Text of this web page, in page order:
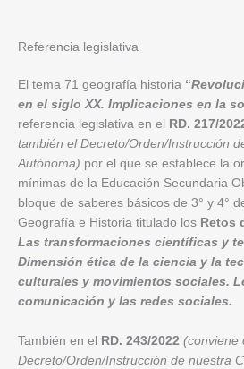
Referencia legislativa
El tema 71 geografía historia “
en el siglo XX. Implicaciones en la
referencia legislativa en el RD. 217/
también el Decreto/Orden/Instrucción
Autónoma) por el que se establece la
mínimas de la Educación Secundaria
bloque de saberes básicos de 3° y 4°
Geografía e Historia titulado los Retos
Las transformaciones científicas y
Dimensión ética de la ciencia y la
culturales y movimientos sociales.
comunicación y las redes sociales.
También en el RD. 243/2022 (conviene
Decreto/Orden/Instrucción de nuestra